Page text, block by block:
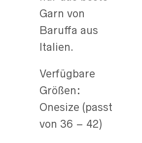
Garn von
Baruffa aus
Italien.
Verfügbare
Größen:
Onesize (passt
von 36 – 42)